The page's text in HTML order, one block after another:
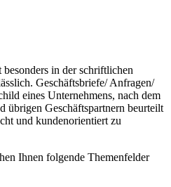
in der schriftlichen
Geschäftsbriefe/ Anfragen/
eines Unternehmens, nach dem
übrigen Geschäftspartnern beurteilt
und kundenorientiert zu
Ihnen folgende Themenfelder